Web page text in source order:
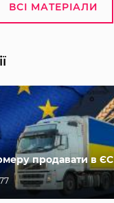
ВСІ МАТЕРІАЛИ
продавати в ЄС